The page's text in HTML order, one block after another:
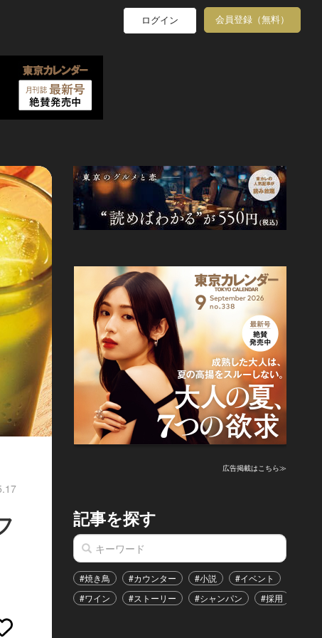
ログイン 会員登録（無料）
広告掲載はこちら≫
記事を探す
#焼き鳥 #カウンター #小説 #イベント
#ワイン
#ストーリー #シャンパン #採用